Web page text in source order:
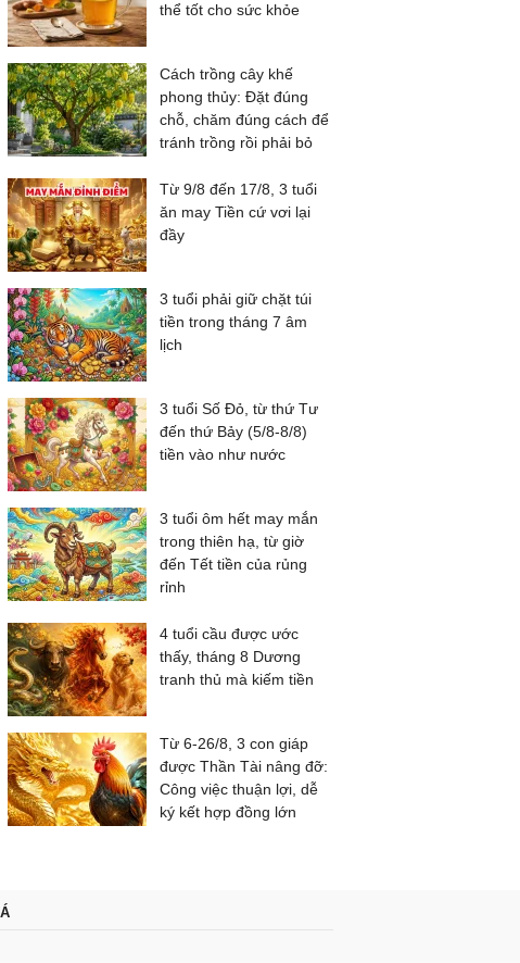
thể tốt cho sức khỏe
Cách trồng cây khế
phong thủy: Đặt đúng
chỗ, chăm đúng cách để
tránh trồng rồi phải bỏ
Từ 9/8 đến 17/8, 3 tuổi
ăn may Tiền cứ vơi lại
đầy
3 tuổi phải giữ chặt túi
tiền trong tháng 7 âm
lịch
3 tuổi Số Đỏ, từ thứ Tư
đến thứ Bảy (5/8-8/8)
tiền vào như nước
3 tuổi ôm hết may mắn
trong thiên hạ, từ giờ
đến Tết tiền của rủng
rỉnh
4 tuổi cầu được ước
thấy, tháng 8 Dương
tranh thủ mà kiếm tiền
Từ 6-26/8, 3 con giáp
được Thần Tài nâng đỡ:
Công việc thuận lợi, dễ
ký kết hợp đồng lớn